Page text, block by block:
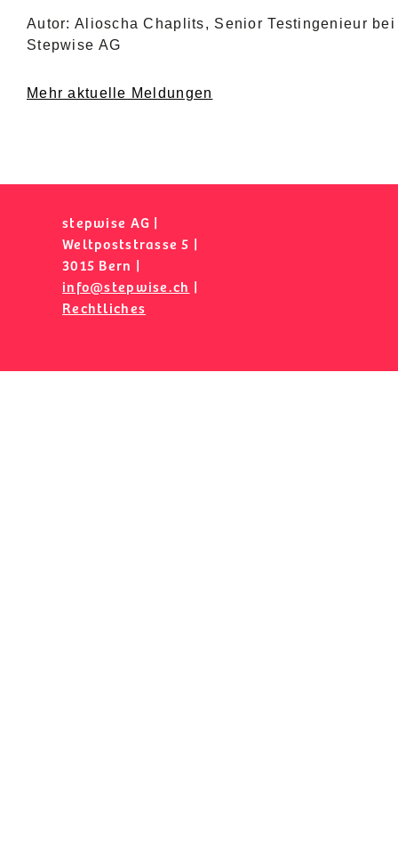
Autor: Alioscha Chaplits, Senior Testingenieur bei
Stepwise AG
Mehr aktuelle Meldungen
stepwise AG |
Weltpoststrasse 5 |
3015 Bern |
info@stepwise.ch |
Rechtliches